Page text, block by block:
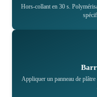
Hors-collant en 30 s.
Appliquer un panneau de